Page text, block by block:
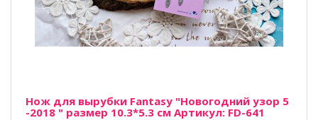
Нож для вырубки Fantasy "Новогодний узор 5
-2018 " размер 10.3*5.3 см Артикул: FD-641